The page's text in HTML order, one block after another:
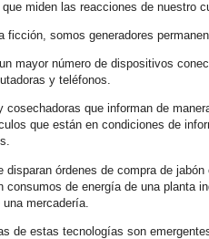
miden las reacciones de nuestro
ficción, somos generadores
mayor número de dispositivos
y teléfonos.
cosechadoras que informan de
que están en condiciones de
disparan órdenes de compra de
consumos de energía de una planta
mercadería.
de estas tecnologías son